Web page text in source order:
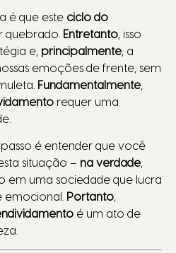
é que este ciclo do
quebrado. Entretanto, isso
e, principalmente, a
emoções de frente, sem
Fundamentalmente,
requer uma
é entender que você
situação – na verdade,
em uma sociedade que lucra
emocional.
Portanto,
é um ato de